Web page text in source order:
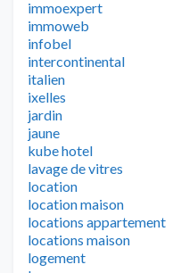
immoexpert
immoweb
infobel
intercontinental
italien
ixelles
jardin
jaune
kube hotel
lavage de vitres
location
location maison
locations appartement
locations maison
logement